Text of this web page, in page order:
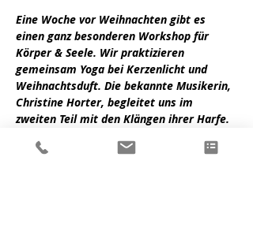
Eine Woche vor Weihnachten gibt es
einen ganz besonderen Workshop für
Körper & Seele. Wir praktizieren
gemeinsam Yoga bei Kerzenlicht und
Weihnachtsduft. Die bekannte Musikerin,
Christine Horter, begleitet uns im
zweiten Teil mit den Klängen ihrer Harfe.
Ratsch.